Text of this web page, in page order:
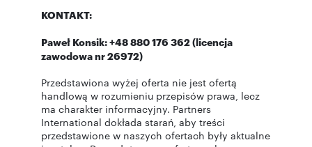
KONTAKT:
Paweł Konsik: +48 880 176 362 (licencja
zawodowa nr 26972)
Przedstawiona wyżej oferta nie jest ofertą
handlową w rozumieniu przepisów prawa, lecz
ma charakter informacyjny. Partners
International dokłada starań, aby treści
przedstawione w naszych ofertach były aktualne